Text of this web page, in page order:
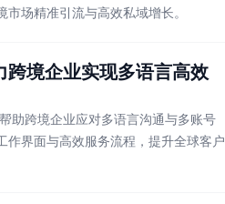
场精准引流与高效私域增长。
境企业实现多语言高效
助跨境企业应对多语言沟通与多账号
作界面与高效服务流程，提升全球客户